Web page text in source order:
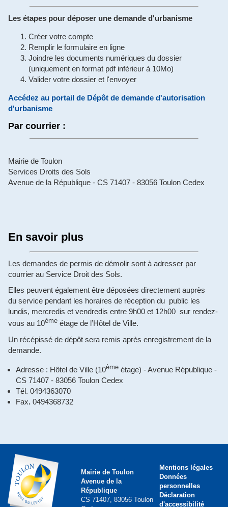
Les étapes pour déposer une demande d'urbanisme
Créer votre compte
Remplir le formulaire en ligne
Joindre les documents numériques du dossier
(uniquement en format pdf inférieur à 10Mo)
Valider votre dossier et l'envoyer
Accédez au portail de Dépôt de demande d'autorisation
d'urbanisme
Par courrier :
Mairie de Toulon
Services Droits des Sols
Avenue de la République - CS 71407 - 83056 Toulon Cedex
En savoir plus
Les demandes de permis de démolir sont à adresser par
courrier au Service Droit des Sols.
Elles peuvent également être déposées directement auprès
du service pendant les horaires de réception du public les
lundis, mercredis et vendredis entre 9h00 et 12h00 sur rendez-
vous au 10ème étage de l’Hôtel de Ville.
Un récépissé de dépôt sera remis après enregistrement de la
demande.
Adresse : Hôtel de Ville (10ème étage) - Avenue République -
CS 71407 - 83056 Toulon Cedex
Tél. 0494363070
Fax. 0494368732
Mairie de Toulon
Avenue de la
République
CS 71407, 83056 Toulon
Mentions légales
Données
personnelles
Déclaration
d'accessibilité